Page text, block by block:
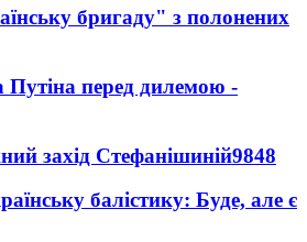
бригаду" з полонених
Путіна перед дилемою -
захід Стефанішиній9848
балістику: Буде, але є